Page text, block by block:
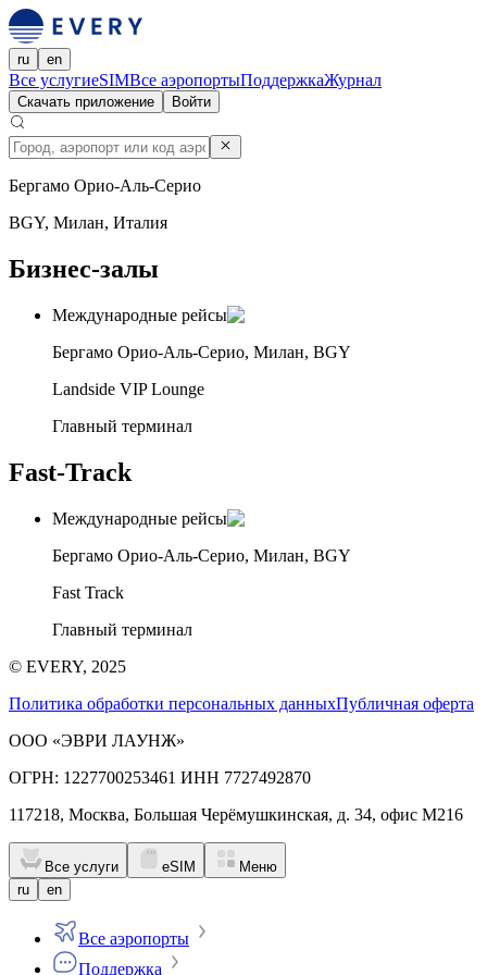
ru en
Все услугиeSIMВсе аэропортыПоддержкаЖурнал
Скачать приложение Войти
Бергамо Орио-Аль-Серио
BGY, Милан, Италия
Бизнес-залы
Международные рейсы
Бергамо Орио-Аль-Серио, Милан, BGY
Landside VIP Lounge
Главный терминал
Fast-Track
Международные рейсы
Бергамо Орио-Аль-Серио, Милан, BGY
Fast Track
Главный терминал
© EVERY, 2025
Политика обработки персональных данныхПубличная оферта
ООО «ЭВРИ ЛАУНЖ»
ОГРН: 1227700253461 ИНН 7727492870
117218, Москва, Большая Черёмушкинская, д. 34, офис М216
Все услуги eSIM
Меню
ru
en
Все аэропорты
Поддержка